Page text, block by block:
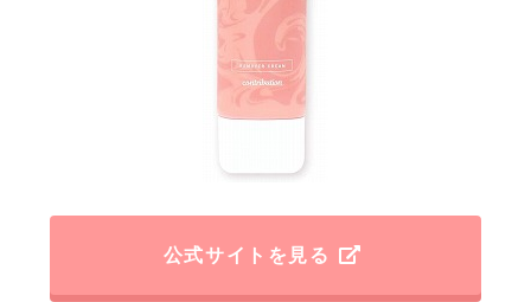
公式サイトを見る